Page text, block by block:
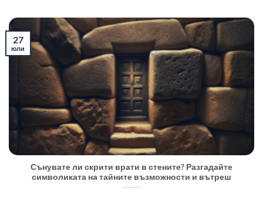
Сънувате ли скрити врати в стените? Разгадайте
символиката на тайните възможности и вътреш
27
юли